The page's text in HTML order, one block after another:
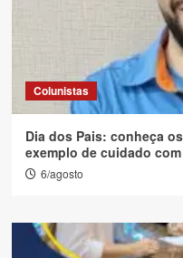
Colunistas
Dia dos Pais: conheça
exemplo de cuidado
6/agosto